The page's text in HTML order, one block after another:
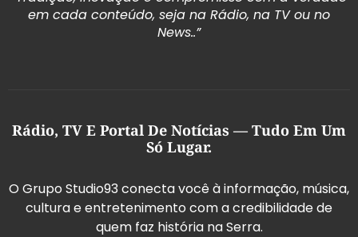
em cada conteúdo, seja na Rádio, na TV ou no
News..”
Rádio, TV E Portal De Notícias — Tudo Em Um
Só Lugar.
O Grupo Studio93 conecta você à informação, música,
cultura e entretenimento com a credibilidade de
quem faz história na Serra.